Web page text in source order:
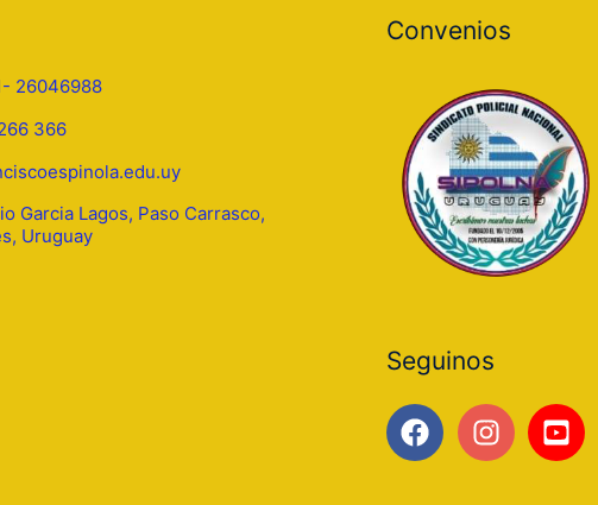
26046988
366
Garcia Lagos, Paso Carrasco,
Uruguay
Convenios
Seguinos